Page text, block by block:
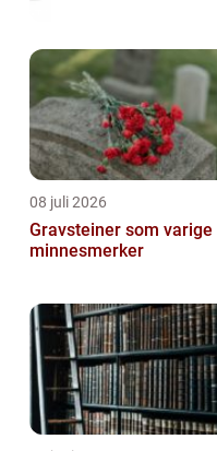
08 juli 2026
Gravsteiner som varige
minnesmerker